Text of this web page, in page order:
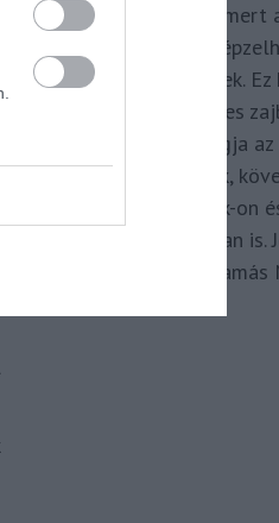
megkomponálva, mert
adom hozzá.
hogy ne így tegyek.
Spabook-ot a netes
vagy, légy tagja
Közösségünknek,
hozzá a Facebook-on
zárt csoportunkban
Kassay